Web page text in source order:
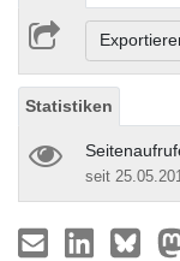
Statistiken
seit